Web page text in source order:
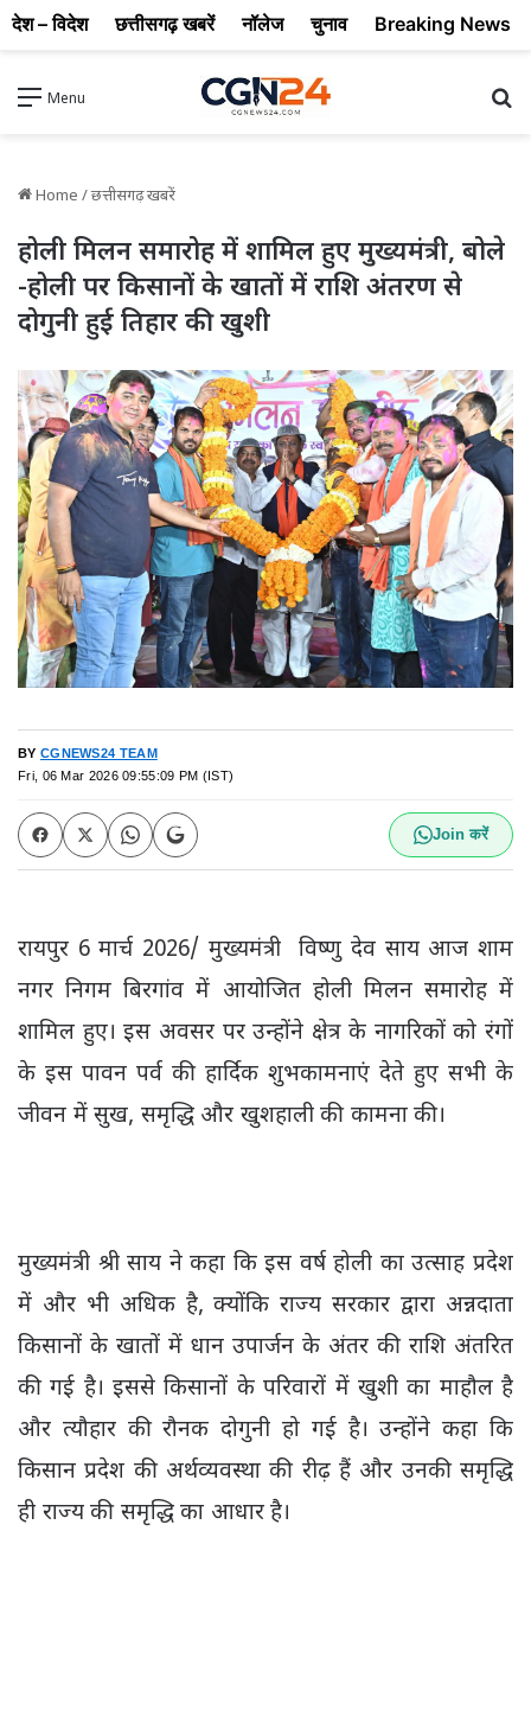
Menu
Home /छत्तीसगढ़ खबरें
होली मिलन समारोह में शामिल हुए मुख्यमंत्री, बोले
-होली पर किसानों के खातों में राशि अंतरण से
दोगुनी हुई तिहार की खुशी
BY CGNEWS24 TEAM
Fri, 06 Mar 2026 09:55:09 PM (IST)
Join करें
रायपुर 6 मार्च 2026/ मुख्यमंत्री विष्णु देव साय आज शाम
नगर निगम बिरगांव में आयोजित होली मिलन समारोह में
शामिल हुए। इस अवसर पर उन्होंने क्षेत्र के नागरिकों को रंगों
के इस पावन पर्व की हार्दिक शुभकामनाएं देते हुए सभी के
जीवन में सुख, समृद्धि और खुशहाली की कामना की।
मुख्यमंत्री श्री साय ने कहा कि इस वर्ष होली का उत्साह प्रदेश
में और भी अधिक है, क्योंकि राज्य सरकार द्वारा अन्नदाता
किसानों के खातों में धान उपार्जन के अंतर की राशि अंतरित
की गई है। इससे किसानों के परिवारों में खुशी का माहौल है
और त्यौहार की रौनक दोगुनी हो गई है। उन्होंने कहा कि
किसान प्रदेश की अर्थव्यवस्था की रीढ़ हैं और उनकी समृद्धि
ही राज्य की समृद्धि का आधार है।
देश – विदेश छत्तीसगढ़ खबरें नॉलेज चुनाव Breaking News